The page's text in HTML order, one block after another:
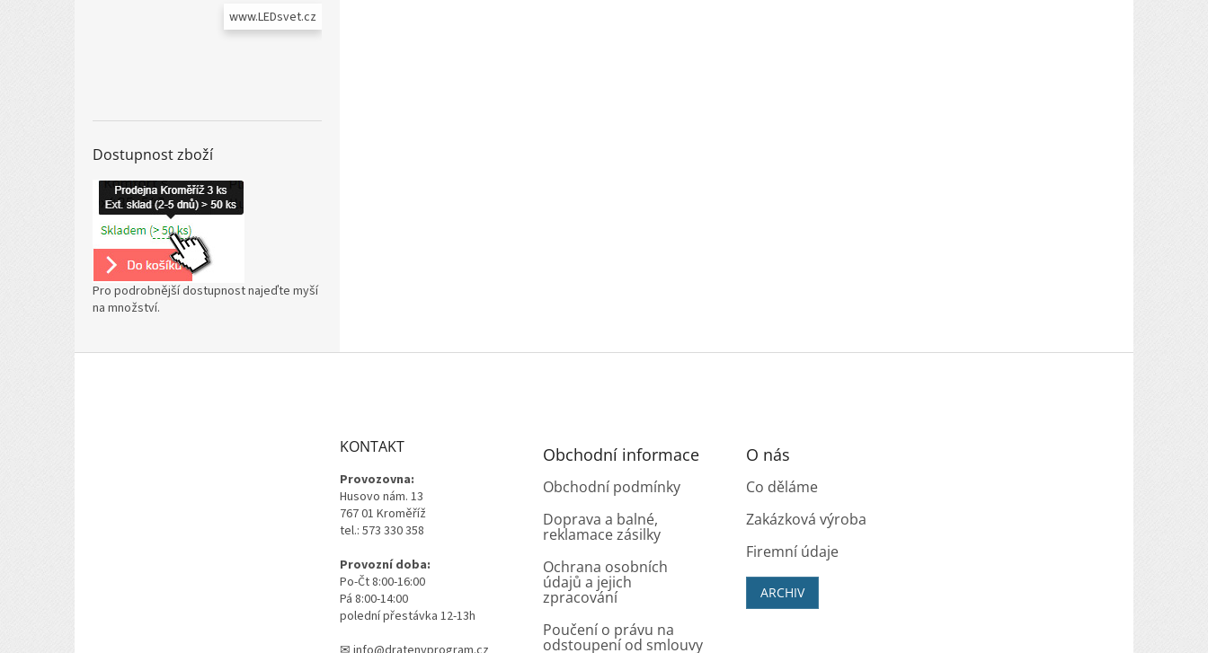
www.LEDsvet.cz
Dostupnost zboží
Pro podrobnější dostupnost najeďte myší
na množství.
KONTAKT
Provozovna:
Husovo nám. 13
767 01 Kroměříž
tel.: 573 330 358
Provozní doba:
Po-Čt 8:00-16:00
Pá 8:00-14:00
polední přestávka 12-13h
Obchodní informace
Obchodní podmínky
Doprava a balné,
reklamace zásilky
Ochrana osobních
údajů a jejich
zpracování
Poučení o právu na
odstoupení od smlouvy
O nás
Co děláme
Zakázková výroba
Firemní údaje
ARCHIV